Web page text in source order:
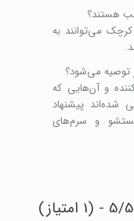
هستند؟
می‌توانند به
توصیه می‌شود؟
و آن‌هایی که
پیشنهاد
و سرم‌های
5/5 - (1 امتیاز)